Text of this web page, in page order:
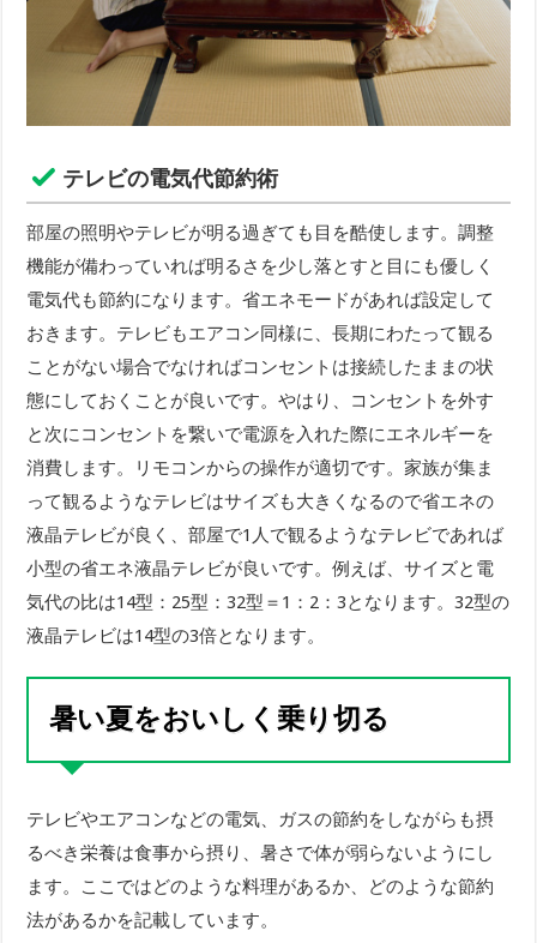
テレビの電気代節約術
部屋の照明やテレビが明る過ぎても目を酷使します。調整
機能が備わっていれば明るさを少し落とすと目にも優しく
電気代も節約になります。省エネモードがあれば設定して
おきます。テレビもエアコン同様に、長期にわたって観る
ことがない場合でなければコンセントは接続したままの状
態にしておくことが良いです。やはり、コンセントを外す
と次にコンセントを繋いで電源を入れた際にエネルギーを
消費します。リモコンからの操作が適切です。家族が集ま
って観るようなテレビはサイズも大きくなるので省エネの
液晶テレビが良く、部屋で1人で観るようなテレビであれば
小型の省エネ液晶テレビが良いです。例えば、サイズと電
気代の比は14型：25型：32型＝1：2：3となります。32型の
液晶テレビは14型の3倍となります。
暑い夏をおいしく乗り切る
テレビやエアコンなどの電気、ガスの節約をしながらも摂
るべき栄養は食事から摂り、暑さで体が弱らないようにし
ます。ここではどのような料理があるか、どのような節約
法があるかを記載しています。